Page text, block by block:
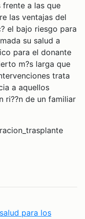
frente a las que
las ventajas del
el bajo riesgo para
su salud a
para el donante
m?s larga que
trata
a aquellos
ri??n de un familiar
para los